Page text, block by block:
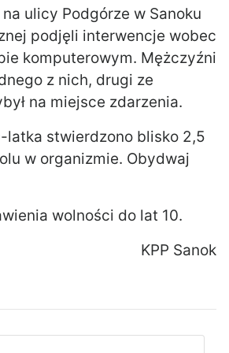
ulicy Podgórze w Sanoku
podjęli interwencje wobec
komputerowym. Mężczyźni
z nich, drugi ze
na miejsce zdarzenia.
stwierdzono blisko 2,5
w organizmie. Obydwaj
wolności do lat 10.
KPP Sanok